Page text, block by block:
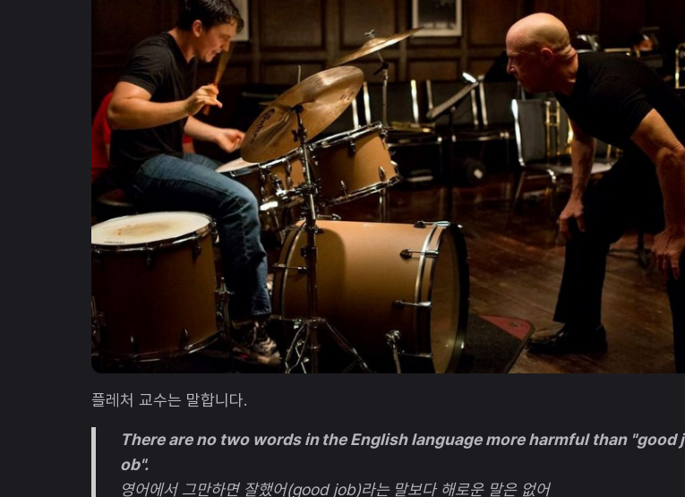
플레처 교수는 말합니다.
There are no two words in the English language more harmful than "good j
ob".
영어에서 그만하면 잘했어(good job)라는 말보다 해로운 말은 없어